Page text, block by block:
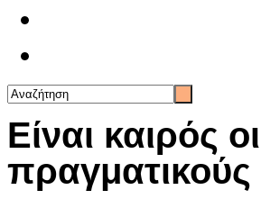
Είναι καιρός
πραγματικούς